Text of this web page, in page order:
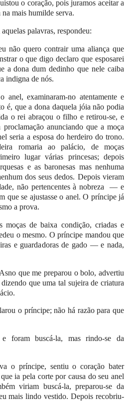
o coração, pois juramos aceitar a
mais humilde serva.
palavras, respondeu:
não quero contrair uma aliança que
o que digo declaro que esposarei
a dona dum dedinho que nele caiba
indigna de nós.
examinaram-no atentamente e
é, que a dona daquela jóia não podia
o rei abraçou o filho e retirou-se, e
anunciando que a moça
seria a esposa do herdeiro do trono.
romaria ao palácio, de moças
lugar várias princesas; depois
e as baronesas mas nenhuma
dos seus dedos. Depois vieram
não pertencentes à nobreza
— e
que se ajustasse o anel. O príncipe já
a prova.
moças de baixa condição, criadas e
o mesmo. O príncipe mandou que
e guardadoras de gado — e nada,
que me preparou o bolo, advertiu
que uma tal sujeira de criatura
o príncipe; não há razão para que
e foram buscá-la, mas rindo-se da
o príncipe, sentiu o coração bater
ia pela corte por causa do seu anel
viriam buscá-la, preparou-se da
mais lindo vestido. Depois recobriu-